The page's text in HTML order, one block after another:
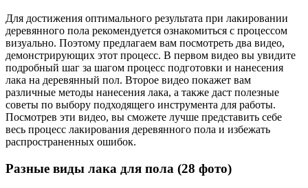
Для достижения оптимального результата при лакировании
деревянного пола рекомендуется ознакомиться с процессом
визуально. Поэтому предлагаем вам посмотреть два видео,
демонстрирующих этот процесс. В первом видео вы увидите
подробный шаг за шагом процесс подготовки и нанесения
лака на деревянный пол. Второе видео покажет вам
различные методы нанесения лака, а также даст полезные
советы по выбору подходящего инструмента для работы.
Посмотрев эти видео, вы сможете лучше представить себе
весь процесс лакирования деревянного пола и избежать
распространенных ошибок.
Разные виды лака для пола (28 фото)